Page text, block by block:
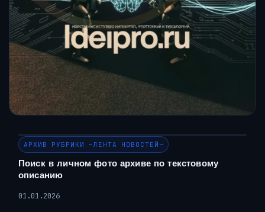
АРХИВ РУБРИКИ ~ЛЕНТА НОВОСТЕЙ~
Поиск в личном фото архиве по текстовому
описанию
01.01.2026